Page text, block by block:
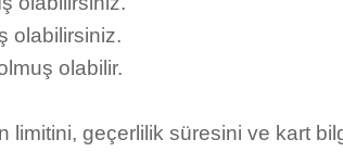
olabilirsiniz.
olabilir.
limitini, geçerlilik süresini ve kart